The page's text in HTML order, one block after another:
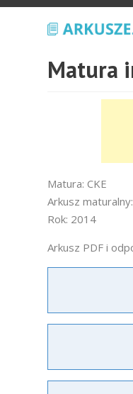
Matura
Matura: CKE
Arkusz
Rok: 2014
Arkusz PDF i